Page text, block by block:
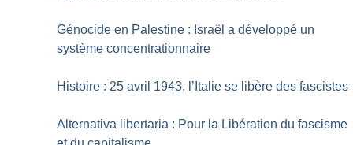
Génocide en Palestine : Israël a développé un
système concentrationnaire
Histoire : 25 avril 1943, l’Italie se libère des fascistes
Alternativa libertaria : Pour la Libération du fascisme